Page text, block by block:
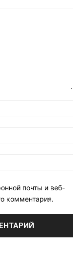
почты и веб-
комментария.